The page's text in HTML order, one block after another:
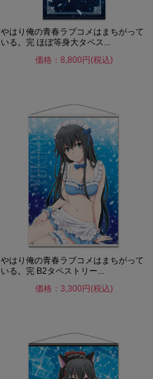
やはり俺の青春ラブコメはまちがって
いる。完 ほぼ等身大タペス...
価格：8,800円(税込)
やはり俺の青春ラブコメはまちがって
いる。完 B2タペストリー...
価格：3,300円(税込)